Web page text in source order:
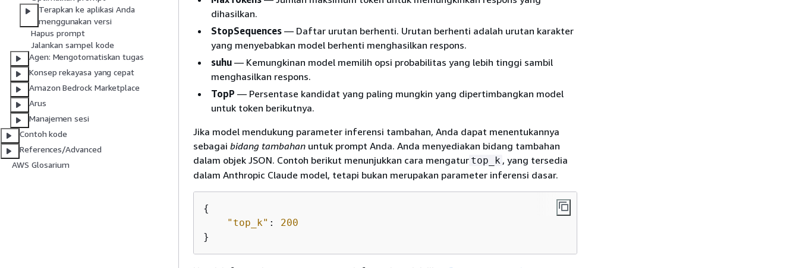
Terapkan ke aplikasi Anda
menggunakan versi
Hapus prompt
Jalankan sampel kode
Agen: Mengotomatiskan tugas
Konsep rekayasa yang cepat
Amazon Bedrock Marketplace
Arus
Manajemen sesi
Contoh kode
References/Advanced
AWS Glosarium
dihasilkan.
StopSequences — Daftar urutan berhenti. Urutan berhenti adalah urutan karakter
yang menyebabkan model berhenti menghasilkan respons.
suhu — Kemungkinan model memilih opsi probabilitas yang lebih tinggi sambil
menghasilkan respons.
TopP — Persentase kandidat yang paling mungkin yang dipertimbangkan model
untuk token berikutnya.
Jika model mendukung parameter inferensi tambahan, Anda dapat menentukannya
sebagai bidang tambahan untuk prompt Anda. Anda menyediakan bidang tambahan
dalam objek JSON. Contoh berikut menunjukkan cara mengatur top_k , yang tersedia
dalam Anthropic Claude model, tetapi bukan merupakan parameter inferensi dasar.
{
"top_k" : 200
}